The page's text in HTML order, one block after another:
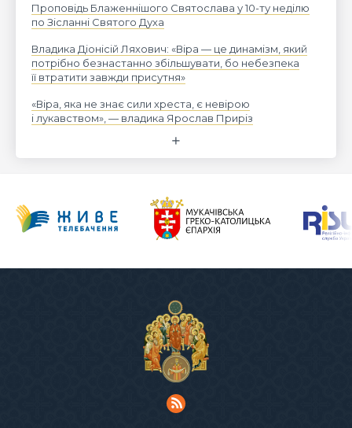
Проповідь Блаженнішого Святослава у 10-ту неділю
по Зісланні Святого Духа
Владика Діонісій Ляхович: «Віра — це динамізм, який
потрібно безнастанно збільшувати, бо небезпека
її втратити завжди присутня»
«Віра, яка не знає сили хреста, є невірою
і лукавством», — владика Ярослав Приріз